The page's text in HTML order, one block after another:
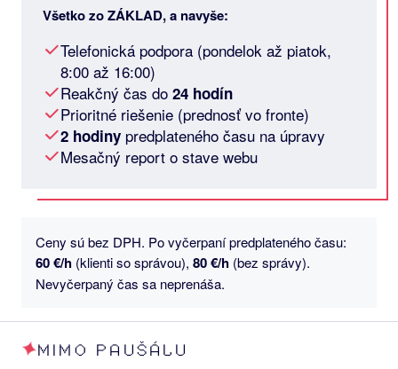
Všetko zo ZÁKLAD, a navyše:
Telefonická podpora (pondelok až piatok,
8:00 až 16:00)
Reakčný čas do 24 hodín
Prioritné riešenie (prednosť vo fronte)
2 hodiny predplateného času na úpravy
Mesačný report o stave webu
Ceny sú bez DPH. Po vyčerpaní predplateného času:
60 €/h (klienti so správou), 80 €/h (bez správy).
Nevyčerpaný čas sa neprenáša.
MIMO PAUŠÁLU